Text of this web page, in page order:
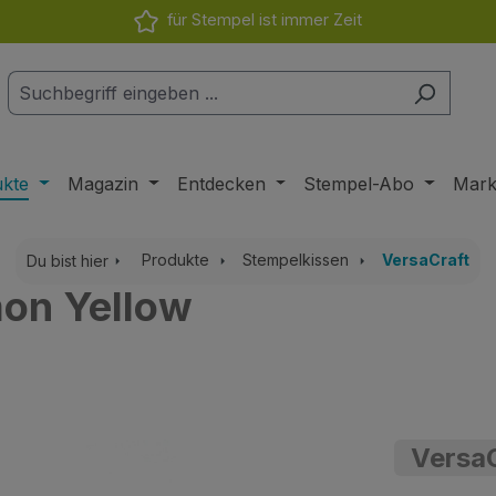
für Stempel ist immer Zeit
Magazin Entdecken Stempel-Abo
Du bist hier Produkte Stempelkissen VersaCraft
Yellow